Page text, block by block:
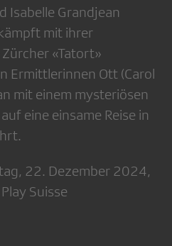
Isabelle Grandjean
mit ihrer
«Tatort»
Ermittlerinnen Ott (Carol
mit einem mysteriösen
eine einsame Reise in
22. Dezember 2024,
Suisse